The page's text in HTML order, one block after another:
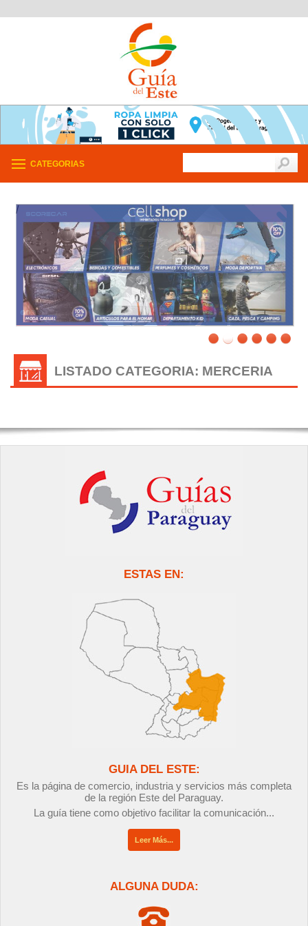
CATEGORIAS
/
LISTADO CATEGORIA: MERCERIA
ESTAS EN:
GUIA DEL ESTE:
Es la página de comercio, industria y servicios más completa
de la región Este del Paraguay.
La guía tiene como objetivo facilitar la comunicación...
Leer Más...
ALGUNA DUDA: